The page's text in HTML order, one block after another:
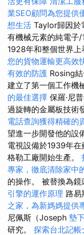
業SEO顧問為您提供
想生活 Taylor歸因於
有機械元素的純電子/
1928年和整個世界
您的貨物運輸更高效
有效的防護 Rosing
建立了第一個工作機
的最佳選擇 保羅·尼
過旋轉的金屬板技術
電話查詢獲得精確的
望進一步開發他的設
電視設備於1939年
格勒工廠開始生產。
專家，徹底清除家中
的操作。 被替換為鏡
引擎的運作原理 路易
之家，為新媽媽提供
尼佩斯（Joseph 墊
研究。 探索台北記